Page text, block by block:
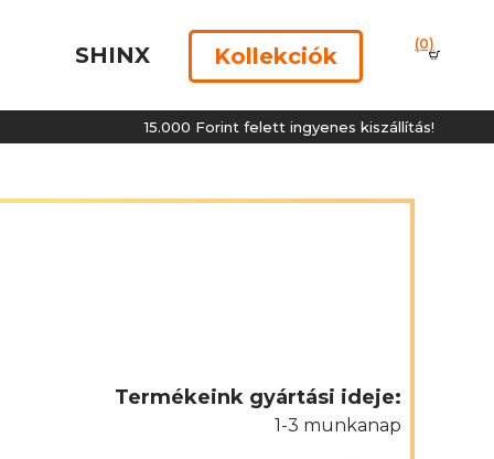
SHINX Kollekciók (0)
15.000 Forint felett ingyenes kiszállítás!
Termékeink gyártási ideje:
1-3 munkanap